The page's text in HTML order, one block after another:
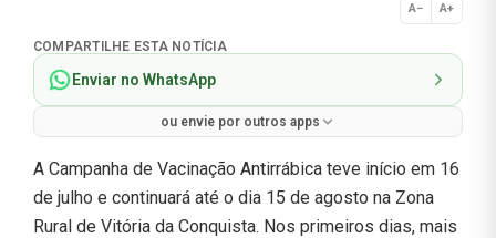
A− A+
Normal
COMPARTILHE ESTA NOTÍCIA
Enviar no WhatsApp
ou envie por outros apps
A Campanha de Vacinação Antirrábica teve início em 16
de julho e continuará até o dia 15 de agosto na Zona
Rural de Vitória da Conquista. Nos primeiros dias, mais